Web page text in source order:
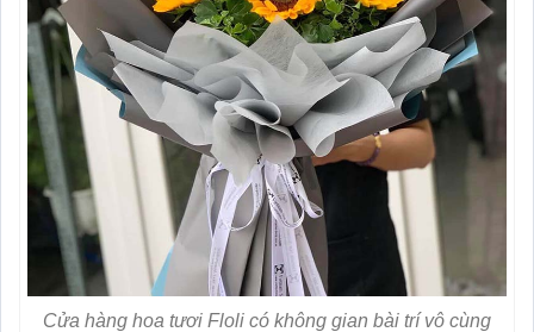
Cửa hàng hoa tươi Floli có không gian bài trí vô cùng